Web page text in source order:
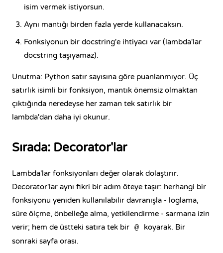
isim vermek istiyorsun.
Aynı mantığı birden fazla yerde kullanacaksın.
Fonksiyonun bir docstring'e ihtiyacı var (lambda'lar
docstring taşıyamaz).
Unutma: Python satır sayısına göre puanlanmıyor. Üç
satırlık isimli bir fonksiyon, mantık önemsiz olmaktan
çıktığında neredeyse her zaman tek satırlık bir
lambda'dan daha iyi okunur.
Sırada: Decorator'lar
Lambda'lar fonksiyonları değer olarak dolaştırır.
Decorator'lar aynı fikri bir adım öteye taşır: herhangi bir
fonksiyonu yeniden kullanılabilir davranışla - loglama,
süre ölçme, önbelleğe alma, yetkilendirme - sarmana izin
verir; hem de üstteki satıra tek bir @
koyarak. Bir
sonraki sayfa orası.